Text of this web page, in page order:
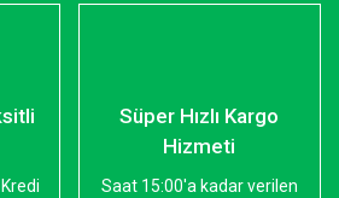
Süper Hızlı Kargo
Hizmeti
Saat 15:00'a kadar verilen